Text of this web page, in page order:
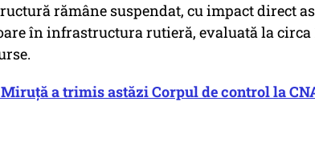
rămâne suspendat, cu impact direct
în infrastructura rutieră, evaluată la circa
a trimis astăzi Corpul de control la